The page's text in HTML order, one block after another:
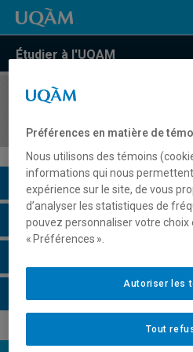
Étudier à l'UQAM
COURS//
Description du cours
Horaire - Été 2026
Préférences en matière de
Nous utilisons des témoins
informations qui nous
expérience sur le site, de vous
d’analyser les statistiques de
pouvez personnaliser votre
« Préférences ».
Tout
Autoriser les